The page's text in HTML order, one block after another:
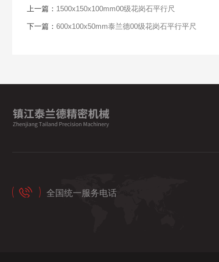
上一篇： 1500x150x100mm00级花岗石平行尺
下一篇： 600x100x50mm泰兰德00级花岗石平行平尺
全国统一服务电话